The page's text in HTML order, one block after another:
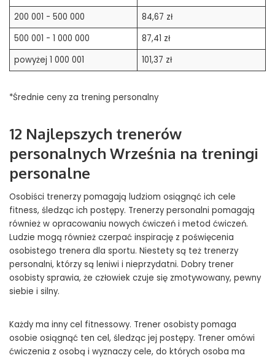
200 001 - 500 000
84,67 zł
500 001 - 1 000 000
87,41 zł
powyżej 1 000 001
101,37 zł
*Średnie ceny za trening personalny
12 Najlepszych trenerów
personalnych Września na treningi
personalne
Osobiści trenerzy pomagają ludziom osiągnąć ich cele
fitness, śledząc ich postępy. Trenerzy personalni pomagają
również w opracowaniu nowych ćwiczeń i metod ćwiczeń.
Ludzie mogą również czerpać inspirację z poświęcenia
osobistego trenera dla sportu. Niestety są też trenerzy
personalni, którzy są leniwi i nieprzydatni. Dobry trener
osobisty sprawia, że ​​człowiek czuje się zmotywowany, pewny
siebie i silny.
Każdy ma inny cel fitnessowy. Trener osobisty pomaga
osobie osiągnąć ten cel, śledząc jej postępy. Trener omówi
ćwiczenia z osobą i wyznaczy cele, do których osoba ma